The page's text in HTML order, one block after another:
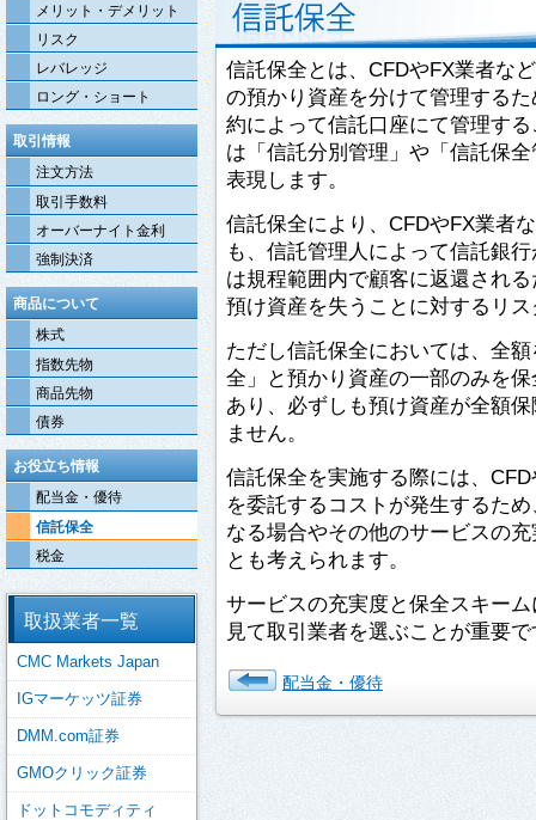
信託保全とは、CFDやFX業者な
の預かり資産を分けて管理する
約によって信託口座にて管理す
は「信託分別管理」や「信託保
表現します。
信託保全により、CFDやFX業者
も、信託管理人によって信託銀
は規程範囲内で顧客に返還され
預け資産を失うことに対するリ
ただし信託保全においては、全
全」と預かり資産の一部のみを
あり、必ずしも預け資産が全額
ません。
信託保全を実施する際には、
を委託するコストが発生するた
なる場合やその他のサービスの
とも考えられます。
サービスの充実度と保全スキー
見て取引業者を選ぶことが重要で
配当金・優待
メリット・デメリット
リスク
レバレッジ
ロング・ショート
取引情報
注文方法
取引手数料
オーバーナイト金利
強制決済
商品について
株式
指数先物
商品先物
債券
お役立ち情報
配当金・優待
信託保全
税金
取扱業者一覧
CMC Markets Japan
IGマーケッツ証券
DMM.com証券
GMOクリック証券
ドットコモディティ